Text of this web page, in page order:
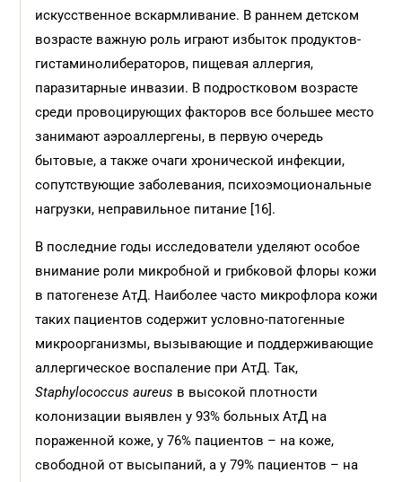
искусственное вскармливание. В раннем детском
возрасте важную роль играют избыток продуктов-
гистаминолибераторов, пищевая аллергия,
паразитарные инвазии. В подростковом возрасте
среди провоцирующих факторов все большее место
занимают аэроаллергены, в первую очередь
бытовые, а также очаги хронической инфекции,
сопутствующие заболевания, психоэмоциональные
нагрузки, неправильное питание [16].
В последние годы исследователи уделяют особое
внимание роли микробной и грибковой флоры кожи
в патогенезе АтД. Наиболее часто микрофлора кожи
таких пациентов содержит условно-патогенные
микроорганизмы, вызывающие и поддерживающие
аллергическое воспаление при АтД. Так,
Staphylococcus aureus в высокой плотности
колонизации выявлен у 93% больных АтД на
пораженной коже, у 76% пациентов – на коже,
свободной от высыпаний, а у 79% пациентов – на